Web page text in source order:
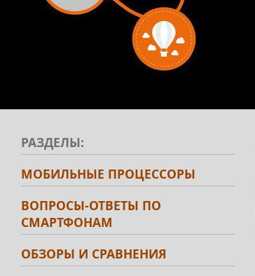
РАЗДЕЛЫ:
МОБИЛЬНЫЕ ПРОЦЕССОРЫ
ВОПРОСЫ-ОТВЕТЫ ПО
СМАРТФОНАМ
ОБЗОРЫ И СРАВНЕНИЯ